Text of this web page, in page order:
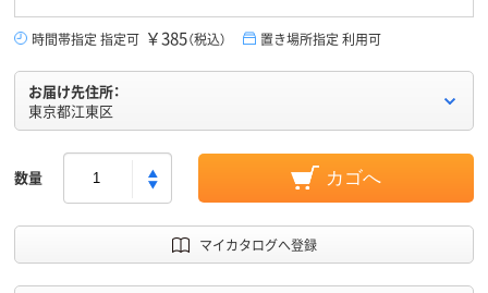
時間帯指定 指定可 ￥385（税込） 置き場所指定 利用可
お届け先住所：
東京都江東区
数量 カゴへ
マイカタログへ登録